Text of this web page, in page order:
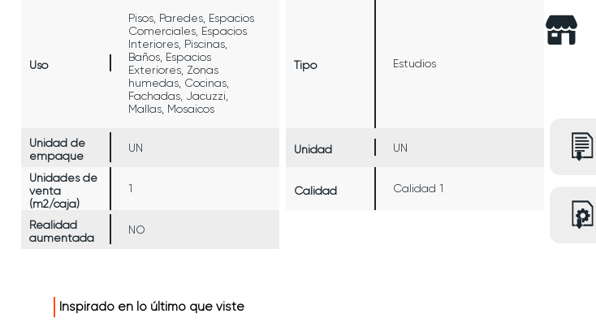
Uso
Pisos, Paredes, Espacios
Comerciales, Espacios
Interiores, Piscinas,
Baños, Espacios
Exteriores, Zonas
humedas, Cocinas,
Fachadas, Jacuzzi,
Mallas, Mosaicos
Tipo Estudios
Unidad de
empaque
UN Unidad UN
Unidades de
venta
(m2/caja)
1 Calidad Calidad 1
Realidad
aumentada
NO
Inspirado en lo último que viste